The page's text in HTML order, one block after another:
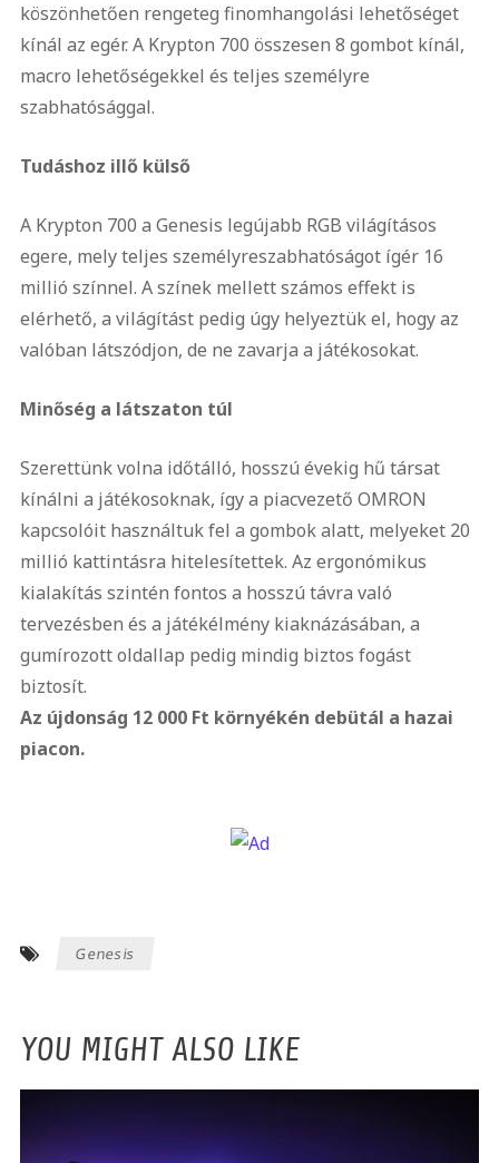
köszönhetően rengeteg finomhangolási lehetőséget
kínál az egér. A Krypton 700 összesen 8 gombot kínál,
macro lehetőségekkel és teljes személyre
szabhatósággal.
Tudáshoz illő külső
A Krypton 700 a Genesis legújabb RGB világításos
egere, mely teljes személyreszabhatóságot ígér 16
millió színnel. A színek mellett számos effekt is
elérhető, a világítást pedig úgy helyeztük el, hogy az
valóban látszódjon, de ne zavarja a játékosokat.
Minőség a látszaton túl
Szerettünk volna időtálló, hosszú évekig hű társat
kínálni a játékosoknak, így a piacvezető OMRON
kapcsolóit használtuk fel a gombok alatt, melyeket 20
millió kattintásra hitelesítettek. Az ergonómikus
kialakítás szintén fontos a hosszú távra való
tervezésben és a játékélmény kiaknázásában, a
gumírozott oldallap pedig mindig biztos fogást
biztosít.
Az újdonság 12 000 Ft környékén debütál a hazai
piacon.
Genesis
YOU MIGHT ALSO LIKE